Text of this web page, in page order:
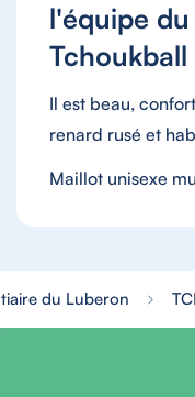
l'équipe
Tchoukball
Il est beau,
renard rusé et
Maillot unisexe
du Luberon